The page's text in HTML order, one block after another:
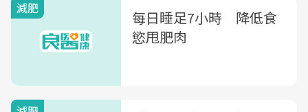
減肥
每日睡足7小時 降低食
慾甩肥肉